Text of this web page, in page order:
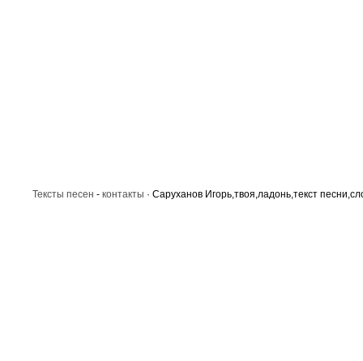
Тексты песен - контакты · Саруханов Игорь,твоя,ладонь,текст